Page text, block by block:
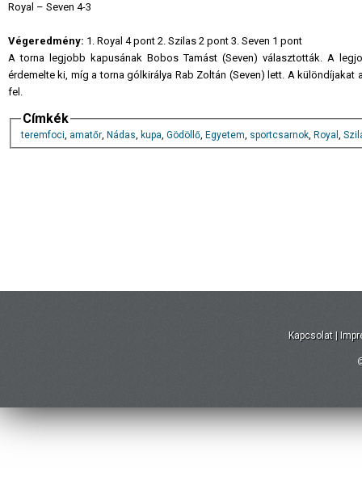
Royal – Seven 4-3
Végeredmény: 1. Royal 4 pont 2. Szilas 2 pont 3. Seven 1 pont
A torna legjobb kapusának Bobos Tamást (Seven) választották. A
érdemelte ki, míg a torna gólkirálya Rab Zoltán (Seven) lett. A különdíjakat
fel.
Címkék
teremfoci, amatőr, Nádas, kupa, Gödöllő, Egyetem, sportcsarnok, Royal ,
Kapcsolat |